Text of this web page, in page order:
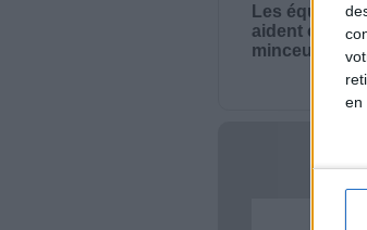
en
Les équipes
aident
minceur.